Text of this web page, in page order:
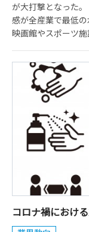
が大打撃となった
感が全産業で最低
映画館やスポーツ
コロナ禍におけ